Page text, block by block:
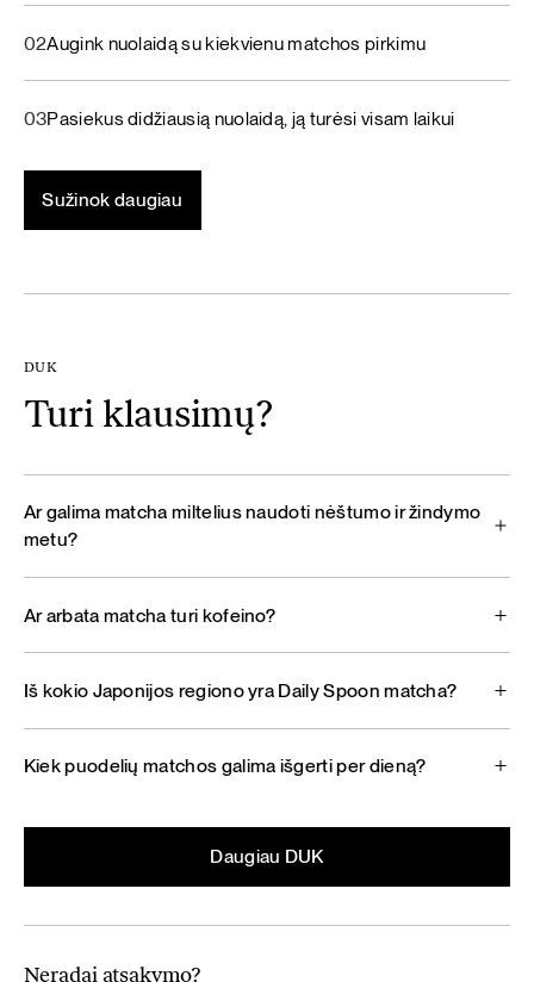
02Augink nuolaidą su kiekvienu matchos pirkimu
03Pasiekus didžiausią nuolaidą, ją turėsi visam laikui
Sužinok daugiau
DUK
Turi klausimų?
Ar galima matcha miltelius naudoti nėštumo ir žindymo
metu?
Ar arbata matcha turi kofeino?
Iš kokio Japonijos regiono yra Daily Spoon matcha?
Kiek puodelių matchos galima išgerti per dieną?
Daugiau DUK
Neradai atsakymo?